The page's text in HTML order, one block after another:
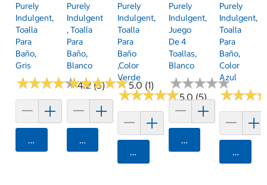
Purely
Indulgent,
Toalla
Para
Baño,
Gris
★★★★★
★★★★★4.2 (5)
Agregar
Purely
Indulgent
, Toalla
Para
Baño,
Blanco
★★★★★
★★★★★5.0 (1)
Agregar
Purely
Indulgent,
Toalla
Para
Baño
,Color
Verde
★★★★★
★★★★★5.0 (5)
Agregar
Purely
Indulgent,
Juego
De 4
Toallas,
Blanco
★★★★★
★★★★★
Agregar
Purely
Indulgent,
Toalla
Para
Baño,
Color
Azul
★★★
★★★